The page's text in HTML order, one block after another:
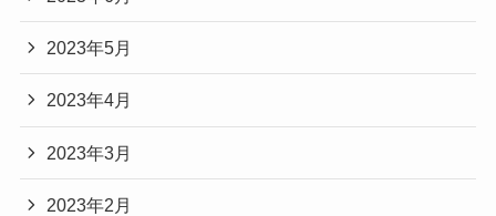
2023年5月
2023年4月
2023年3月
2023年2月